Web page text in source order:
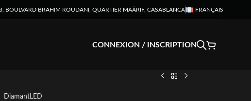
BOULVARD BRAHIM ROUDANI, QUARTIER MAÂRIF, CASABLANCA FRANÇAIS
CONNEXION / INSCRIPTION
DiamantLED